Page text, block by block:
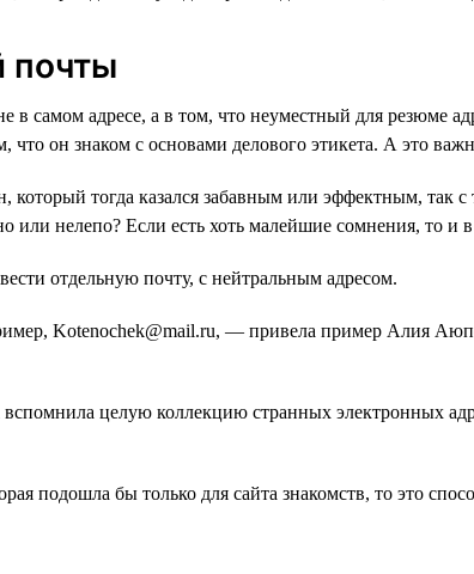
почты
самом адресе, а в том, что неуместный для резюме
он знаком с основами делового этикета. А это
тогда казался забавным или эффектным, так с
нелепо? Если есть хоть малейшие сомнения, то и
отдельную почту, с нейтральным адресом.
Kotenochek@mail.ru, — привела пример Алия
целую коллекцию странных электронных
подошла бы только для сайта знакомств, то это